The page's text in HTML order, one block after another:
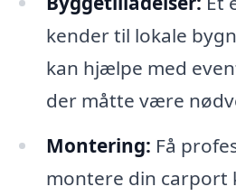
kender til lokale
kan hjælpe med
der måtte være
Montering: Få
montere din carport